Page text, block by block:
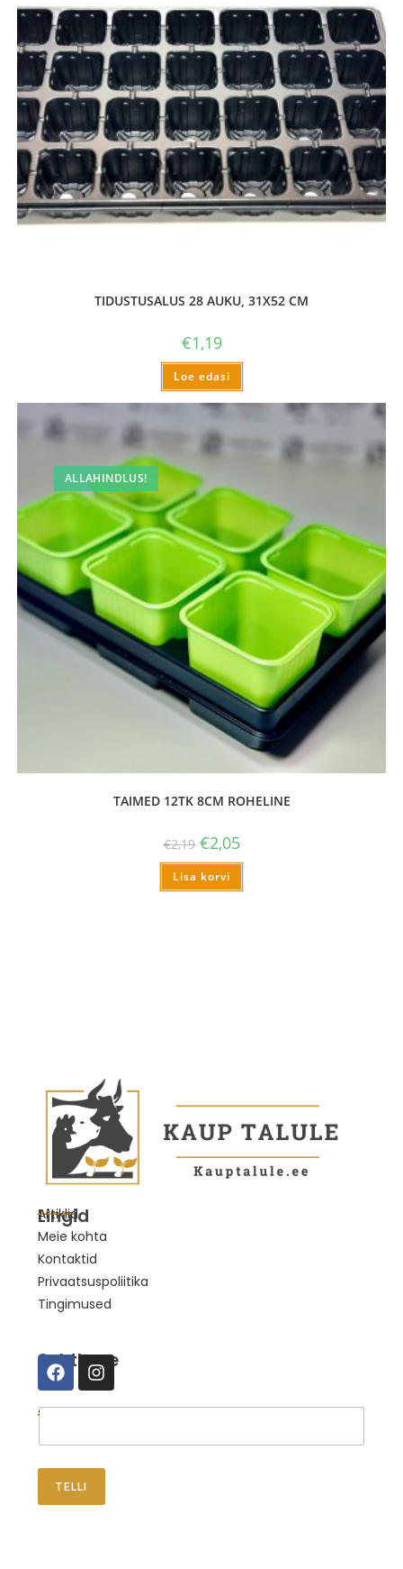
TIDUSTUSALUS 28 AUKU, 31X52 CM
€1,19
Loe edasi
ALLAHINDLUS!
TAIMED 12TK 8CM ROHELINE
€2,19 €2,05
Lisa korvi
Lingid
Artiklid
Meie kohta
Kontaktid
Privaatsuspoliitika
Tingimused
Suhtleme
Telli uudised
TELLI